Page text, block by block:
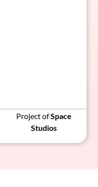
Project ofSpace
Studios